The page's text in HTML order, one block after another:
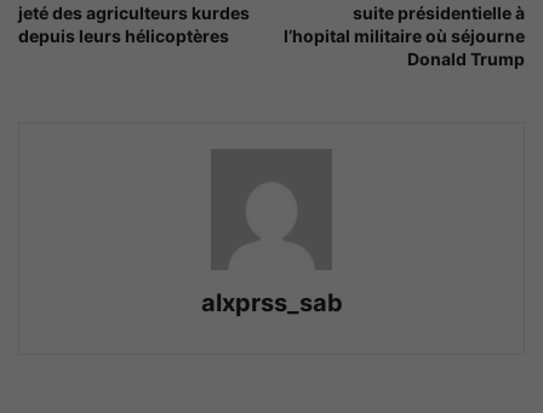
jeté des agriculteurs kurdes
depuis leurs hélicoptères
suite présidentielle à
l’hopital militaire où séjourne
Donald Trump
alxprss_sab